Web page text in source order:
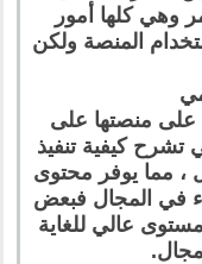
كلها أمور
المنصة ولكن
على منصتها على
تشرح كيفية تنفيذ
، مما يوفر محتوى
في المجال فبعض
عالي للغاية